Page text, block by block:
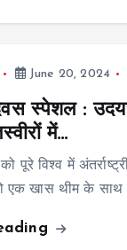
June 20, 2024
स्पेशल :
में…
पूरे विश्व में
एक खास थीम के